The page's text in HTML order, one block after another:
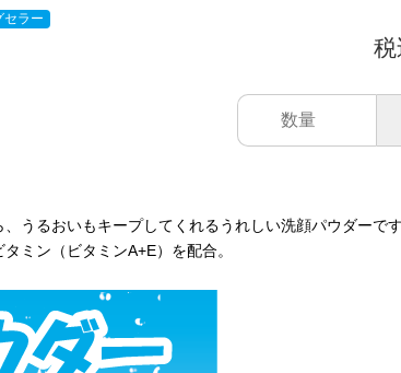
セラー
うるおいもキープしてくれるうれしい洗顔パウダーです
ミン（ビタミンA+E）を配合。